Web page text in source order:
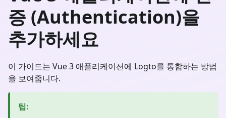
증 (Authentication)을
추가하세요
이 가이드는 Vue 3 애플리케이션에 Logto를 통합하는 방법
을 보여줍니다.
팁: